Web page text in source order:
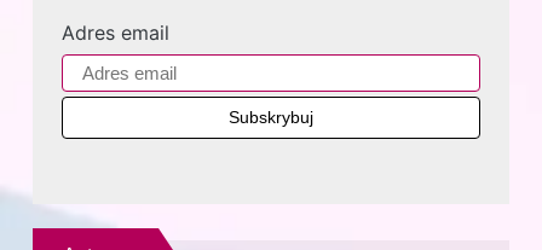
Adres email